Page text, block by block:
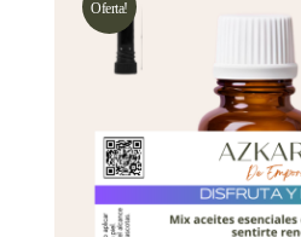
Oferta!